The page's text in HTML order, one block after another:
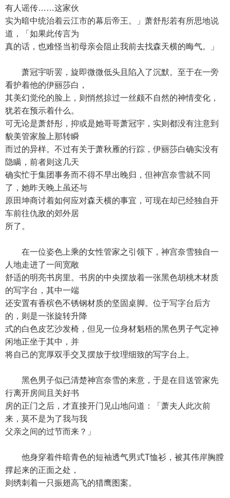
有人谣传……这家伙
实为暗中统治着云江市的幕后帝王。」萧舒彤若有所思地说
道，「如果此传言为
真的话，也难怪当初母亲会阻止我前去找森天横的晦气。」
萧冠宇听罢，旋即微微低头且陷入了沉默。至于在一旁
看护着他的伊丽莎白，
其美幻觉伦的脸上，则悄然掠过一丝颇不自然的神情变化，
犹若在预示着什么。
可无论是萧舒彤，抑或是她哥哥萧冠宇，实则都没有注意到
貌美管家脸上那转瞬
而过的异样。不过有关于萧秋雁的行踪，伊丽莎白确实没有
隐瞒，前者则这几天
确实忙于集团事务而不得不早出晚归，但神宫奈雪就不同
了，她昨天晚上虽还与
原田坤商讨着如何应对森天横的事宜，可现在却已经独自开
车前往仇敌的郊外居
所了。
在一位姿色上乘的女性管家之引领下，神宫奈雪独自一
人地走进了一间宽敞
舒适的明亮书房里。书房的中央摆放着一张黑色胡桃木材质
的写字台，其中一端
还安置有香槟色不锈钢材质的坚固桌脚。位于写字台后方
的，则是一张旋转升降
式的白色皮艺沙发椅，但见一位身材魁梧的黑色男子气定神
闲地正坐于其中，并
将自己的宽厚双手交叉摆放于纹理细致的写字台上。
黑色男子似已清楚神宫奈雪的来意，于是在目送管家先
行离开房间且关好书
房的正门之后，才直接开门见山地问道：「萧夫人此次前
来，莫不是为了我与我
父亲之间的过节而来？」
他身穿着件暗青色的短袖透气男式T恤衫，被其伟岸胸膛
撑起来的正面之处，
则绣刺着一只振翅高飞的猎鹰图案。